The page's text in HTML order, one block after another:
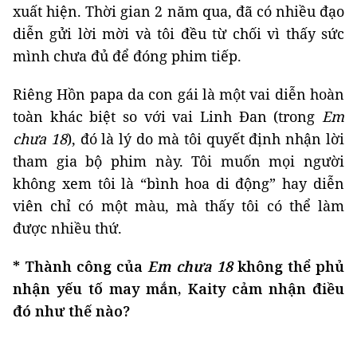
xuất hiện. Thời gian 2 năm qua, đã có nhiều đạo
diễn gửi lời mời và tôi đều từ chối vì thấy sức
mình chưa đủ để đóng phim tiếp.
Riêng Hồn papa da con gái là một vai diễn hoàn
toàn khác biệt so với vai Linh Đan (trong Em
chưa 18), đó là lý do mà tôi quyết định nhận lời
tham gia bộ phim này. Tôi muốn mọi người
không xem tôi là “bình hoa di động” hay diễn
viên chỉ có một màu, mà thấy tôi có thể làm
được nhiều thứ.
* Thành công củaEm chưa 18không thể phủ
nhận yếu tố may mắn, Kaity cảm nhận điều
đó như thế nào?